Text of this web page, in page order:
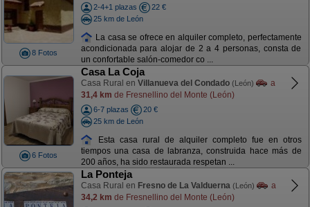
8 Fotos
2-4+1 plazas
22 €
25 km de León
La casa se ofrece en alquiler completo, perfectamente
acondicionada para alojar de 2 a 4 personas, consta de
un confortable salón-comedor co ...
6 Fotos
Casa La Coja
Casa Rural en Villanueva del Condado (León)
a
31,4 km de Fresnellino del Monte (León)
6-7 plazas
20 €
25 km de León
Esta casa rural de alquiler completo fue en otros
tiempos una casa de labranza, construida hace más de
200 años, ha sido restaurada respetan ...
La Ponteja
Casa Rural en Fresno de La Valduerna (León)
a
34,2 km de Fresnellino del Monte (León)